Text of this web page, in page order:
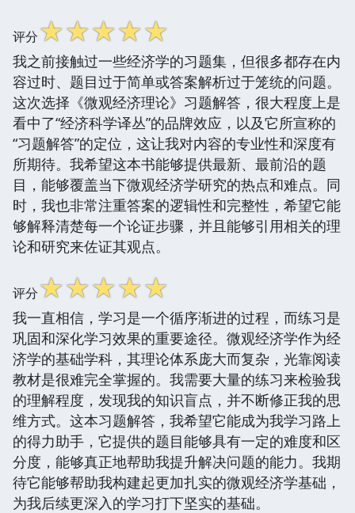
评分☆☆☆☆☆
我之前接触过一些经济学的习题集，但很多都存在内
容过时、题目过于简单或答案解析过于笼统的问题。
这次选择《微观经济理论》习题解答，很大程度上是
看中了“经济科学译丛”的品牌效应，以及它所宣称的
“习题解答”的定位，这让我对内容的专业性和深度有
所期待。我希望这本书能够提供最新、最前沿的题
目，能够覆盖当下微观经济学研究的热点和难点。同
时，我也非常注重答案的逻辑性和完整性，希望它能
够解释清楚每一个论证步骤，并且能够引用相关的理
论和研究来佐证其观点。
评分☆☆☆☆☆
我一直相信，学习是一个循序渐进的过程，而练习是
巩固和深化学习效果的重要途径。微观经济学作为经
济学的基础学科，其理论体系庞大而复杂，光靠阅读
教材是很难完全掌握的。我需要大量的练习来检验我
的理解程度，发现我的知识盲点，并不断修正我的思
维方式。这本习题解答，我希望它能成为我学习路上
的得力助手，它提供的题目能够具有一定的难度和区
分度，能够真正地帮助我提升解决问题的能力。我期
待它能够帮助我构建起更加扎实的微观经济学基础，
为我后续更深入的学习打下坚实的基础。